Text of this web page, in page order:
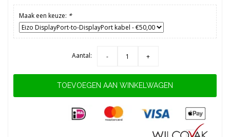
Maak een keuze: *
Aantal: - +
TOEVOEGEN AAN WINKELWAGEN